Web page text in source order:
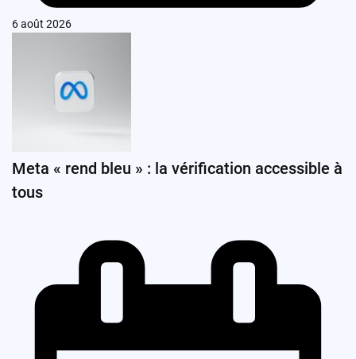
6 août 2026
Meta « rend bleu » : la vérification accessible à
tous